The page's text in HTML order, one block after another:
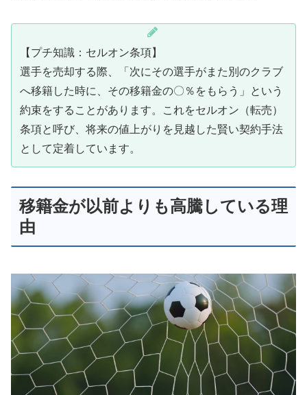
【プチ知識：セルオン条項】
選手を売却する際、「次にその選手がまた別のクラブ
へ移籍した時に、その移籍金の〇％をもらう」という
約束をすることがあります。これをセルオン（転売）
条項と呼び、将来の値上がりを見越した賢い契約手法
として定着しています。
移籍金が以前よりも高騰している理
由